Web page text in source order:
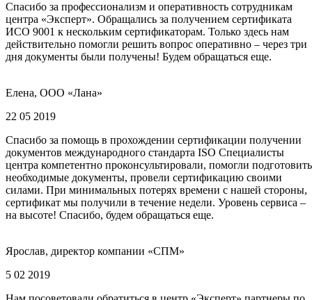
Спасибо за профессионализм и оперативность сотрудникам
центра «Эксперт». Обращались за получением сертификата
ИСО 9001 к нескольким сертификаторам. Только здесь нам
действительно помогли решить вопрос оперативно – через три
дня документы были получены! Будем обращаться еще.
Елена, ООО «Лана»
22 05 2019
Спасибо за помощь в прохождении сертификации получении
документов международного стандарта ISO Специалисты
центра компетентно проконсультировали, помогли подготовить
необходимые документы, провели сертификацию своими
силами. При минимальных потерях времени с нашей стороны,
сертификат мы получили в течение недели. Уровень сервиса –
на высоте! Спасибо, будем обращаться еще.
Ярослав, директор компании «СПМ»
5 02 2019